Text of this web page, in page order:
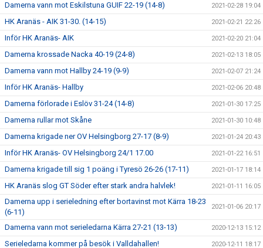
Damerna vann mot Eskilstuna GUIF 22-19 (14-8) 2021-02-28 19:04
HK Aranäs - AIK 31-30. (14-15) 2021-02-21 22:26
Inför HK Aranäs- AIK 2021-02-20 21:04
Damerna krossade Nacka 40-19 (24-8) 2021-02-13 18:05
Damerna vann mot Hallby 24-19 (9-9) 2021-02-07 21:24
Inför HK Aranäs- Hallby 2021-02-06 20:48
Damerna förlorade i Eslöv 31-24 (14-8) 2021-01-30 17:25
Damerna rullar mot Skåne 2021-01-30 10:48
Damerna krigade ner OV Helsingborg 27-17 (8-9) 2021-01-24 20:43
Inför HK Aranäs- OV Helsingborg 24/1 17.00 2021-01-22 16:51
Damerna krigade till sig 1 poäng i Tyresö 26-26 (17-11) 2021-01-17 18:14
HK Aranäs slog GT Söder efter stark andra halvlek! 2021-01-11 16:05
Damerna upp i serieledning efter bortavinst mot Kärra 18-23
(6-11)
2021-01-06 20:17
Damerna vann mot serieledarna Kärra 27-21 (13-13) 2020-12-13 15:12
Serieledarna kommer på besök i Valldahallen! 2020-12-11 18:17